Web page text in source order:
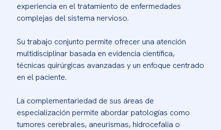
experiencia en el tratamiento de enfermedades
complejas del sistema nervioso.
Su trabajo conjunto permite ofrecer una atención
multidisciplinar basada en evidencia científica,
técnicas quirúrgicas avanzadas y un enfoque centrado
en el paciente.
La complementariedad de sus áreas de
especialización permite abordar patologías como
tumores cerebrales, aneurismas, hidrocefalia o